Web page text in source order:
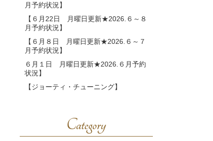
月予約状況】
【６月22日 月曜日更新★2026.６～８
月予約状況】
【６月８日 月曜日更新★2026.６～７
月予約状況】
６月１日 月曜日更新★2026.６月予約
状況】
【ジョーティ・チューニング】
Category